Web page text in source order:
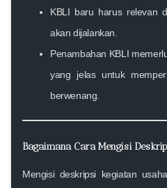
KBLI baru harus relevan
akan dijalankan.
Penambahan KBLI
yang jelas untuk
berwenang.
Bagaimana Cara Mengisi
Mengisi deskripsi kegiatan